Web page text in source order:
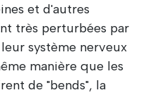
et d'autres
très perturbées par
système nerveux
manière que les
de "bends", la